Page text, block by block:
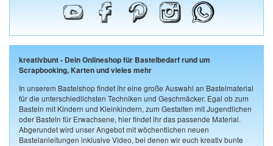
kreativbunt - Dein Onlineshop für Bastelbedarf rund um
Scrapbooking, Karten und vieles mehr
In unserem Bastelshop findet ihr eine große Auswahl an Bastelmaterial
für die unterschiedlichsten Techniken und Geschmäcker. Egal ob zum
Basteln mit Kindern und Kleinkindern, zum Gestalten mit Jugendlichen
oder Basteln für Erwachsene, hier findet ihr das passende Material.
Abgerundet wird unser Angebot mit wöchentlichen neuen
Bastelanleitungen inklusive Video, bei denen wir euch kreativ bunte